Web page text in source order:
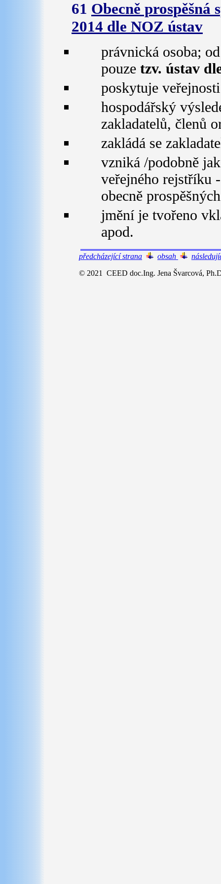
61 Obecně prospěšná
2014 dle NOZ ústav
právnická osoba;
pouze tzv. ústav
poskytuje
hospodářský
zakladatelů, členů
zakládá se
vzniká /podobně
veřejného rejstříku
obecně
jmění je tvořeno
apod.
předcházející strana obsah
© 2021 CEED doc.Ing. Jena Švarcová,